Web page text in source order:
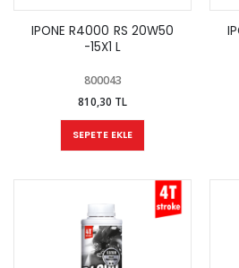
IPONE R4000 RS 20W50
-15X1 L
800043
810,30 TL
SEPETE EKLE